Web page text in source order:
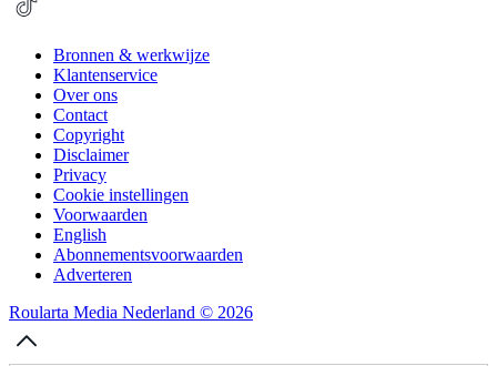
Bronnen & werkwijze
Klantenservice
Over ons
Contact
Copyright
Disclaimer
Privacy
Cookie instellingen
Voorwaarden
English
Abonnementsvoorwaarden
Adverteren
Roularta Media Nederland © 2026